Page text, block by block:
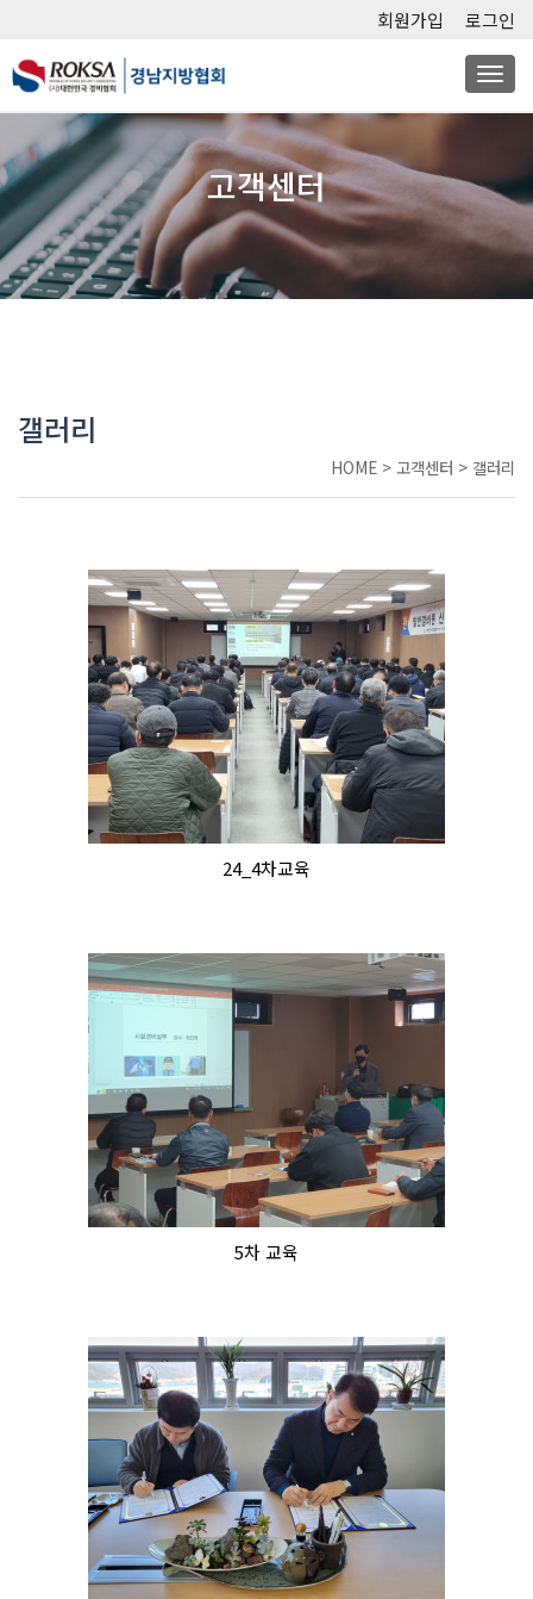
회원가입 로그인
고객센터
갤러리
HOME > 고객센터 > 갤러리
24_4차교육
5차 교육